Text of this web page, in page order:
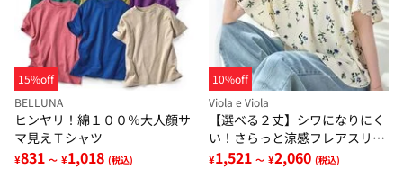
15%off
BELLUNA
ヒンヤリ！綿１００％大人顔サ
マ見えＴシャツ
¥831 ～ ¥1,018 (税込)
10%off
Viola e Viola
【選べる２丈】シワになりにく
い！さらっと涼感フレアスリー
ブブラウス
¥1,521 ～ ¥2,060 (税込)